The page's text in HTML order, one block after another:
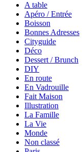
A table
Apéro / Entrée
Boisson
Bonnes Adresses
Cityguide
Déco
Dessert / Brunch
DIY
En route
En Vadrouille
Fait Maison
Illustration
La Famille
La Vie
Monde
Non classé